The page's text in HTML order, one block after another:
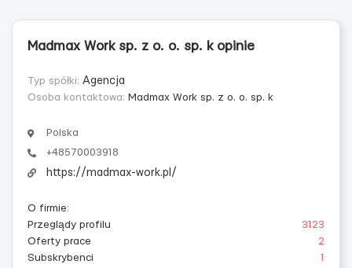
Madmax Work sp. z o. o. sp. k opinie
Typ spółki: Agencja
Osoba kontaktowa: Madmax Work sp. z o. o. sp. k
Polska
+48570003918
https://madmax-work.pl/
O firmie:
Przeglądy profilu
3123
Oferty prace
2
Subskrybenci
1